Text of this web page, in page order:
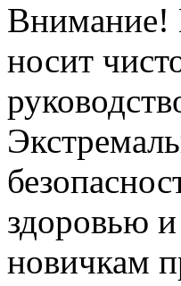
Внимание!
носит
здоровью
новичкам